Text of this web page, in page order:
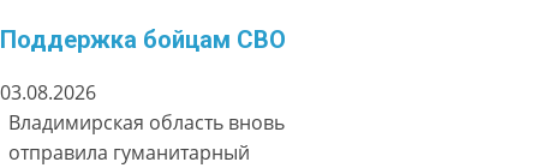
Поддержка бойцам СВО
03.08.2026
Владимирская область вновь
отправила гуманитарный